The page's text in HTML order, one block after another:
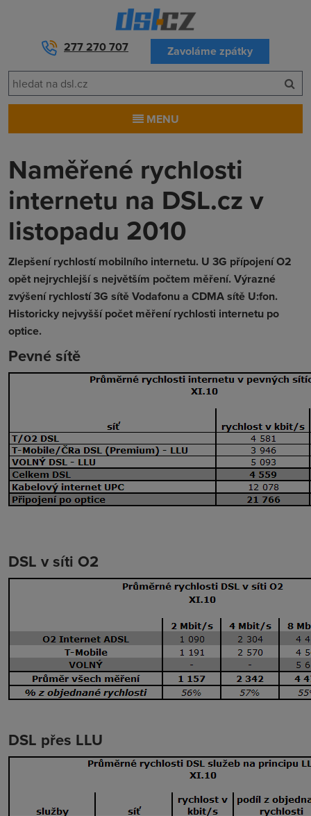
277 270 707 Zavoláme zpátky
MENU
Naměřené rychlosti
internetu na DSL.cz v
listopadu 2010
Zlepšení rychlostí mobilního internetu. U 3G přípojení O2
opět nejrychlejší s největším počtem měření. Výrazné
zvýšení rychlostí 3G sítě Vodafonu a CDMA sítě U:fon.
Historicky nejvyšší počet měření rychlosti internetu po
optice.
Pevné sítě
DSL v síti O2
DSL přes LLU